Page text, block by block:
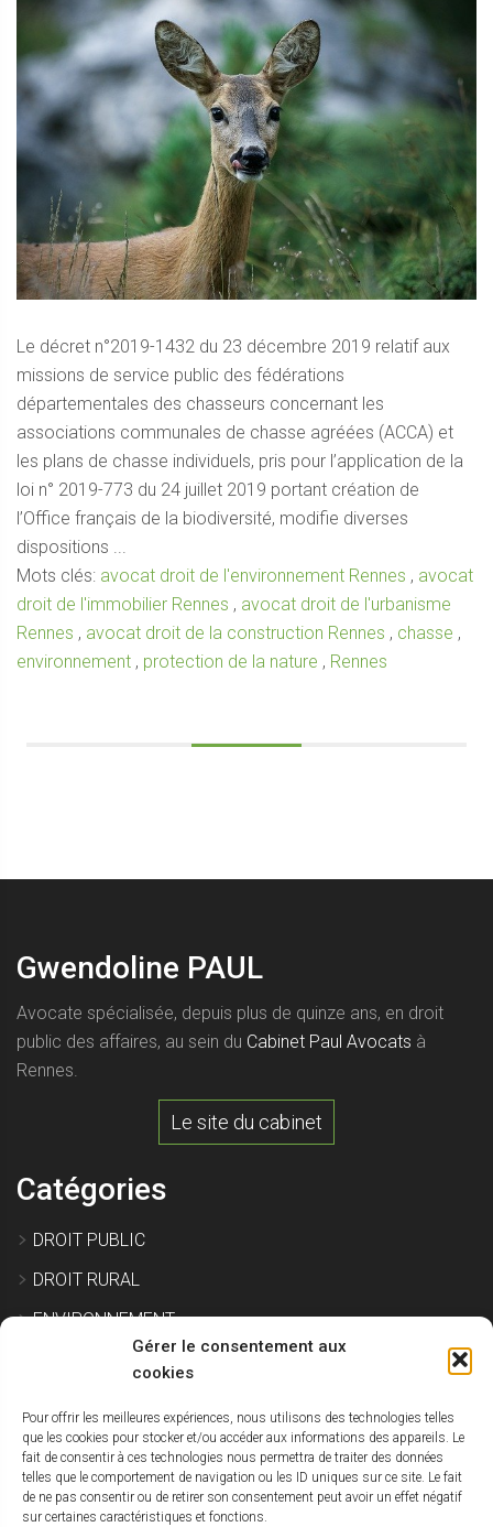
Gérer le consentement aux
cookies
Pour offrir les meilleures expériences, nous utilisons des technologies telles
que les cookies pour stocker et/ou accéder aux informations des appareils. Le
fait de consentir à ces technologies nous permettra de traiter des données
telles que le comportement de navigation ou les ID uniques sur ce site. Le fait
de ne pas consentir ou de retirer son consentement peut avoir un effet négatif
sur certaines caractéristiques et fonctions.
Le décret n°2019-1432 du 23 décembre 2019 relatif aux
missions de service public des fédérations
départementales des chasseurs concernant les
associations communales de chasse agréées (ACCA) et
les plans de chasse individuels, pris pour l’application de la
loi n° 2019-773 du 24 juillet 2019 portant création de
l’Office français de la biodiversité, modifie diverses
dispositions ...
Mots clés: avocat droit de l'environnement Rennes , avocat
droit de l'immobilier Rennes , avocat droit de l'urbanisme
Rennes , avocat droit de la construction Rennes , chasse ,
environnement , protection de la nature , Rennes
Gwendoline PAUL
Avocate spécialisée, depuis plus de quinze ans, en droit
public des affaires, au sein du Cabinet Paul Avocats à
Rennes.
Le site du cabinet
Catégories
DROIT PUBLIC
DROIT RURAL
ENVIRONNEMENT
IMMOBILIER ET CONSTRUCTION
SITE POLLUÉ
URBANISME